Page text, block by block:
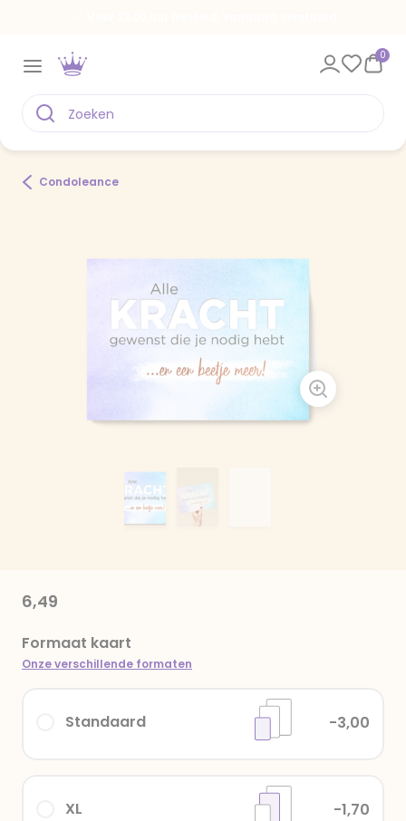
0
Condoleance
6,49
Formaat kaart
Onze verschillende formaten
XL -1,70
Standaard -3,00